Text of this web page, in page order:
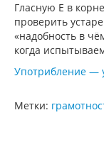
Гласную Е в
проверить
«надобность в
когда
Употрибление —
Метки: